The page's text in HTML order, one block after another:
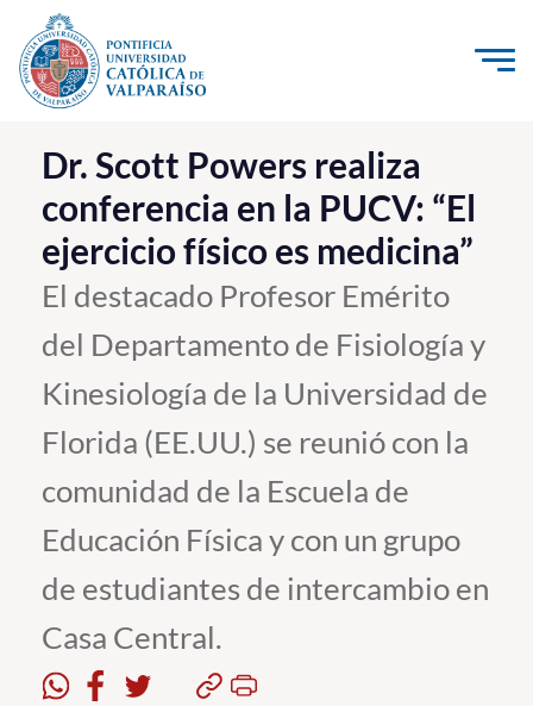
Click acá para ir directamente al contenido
La Universidad
Investigación, Creación e Innovación
PUCV Internacional
Vinculación con el Medio
Admisión
Pregrado
Estudiantes
Académicos
Funcionarios
Dr. Scott Powers realiza
conferencia en la PUCV: “El
ejercicio físico es medicina”
El destacado Profesor Emérito
del Departamento de Fisiología y
Kinesiología de la Universidad de
Florida (EE.UU.) se reunió con la
comunidad de la Escuela de
Educación Física y con un grupo
de estudiantes de intercambio en
Casa Central.